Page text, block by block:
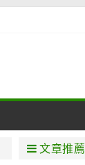
肝病文章推薦